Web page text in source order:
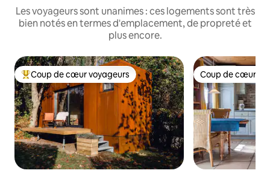
Les voyageurs sont unanimes : ces logements sont très
bien notés en termes d'emplacement, de propreté et
plus encore.
Coups de cœur voyageurs les plus appréciés
Coup de cœur voyageurs Coup de cœur
Coup de cœur